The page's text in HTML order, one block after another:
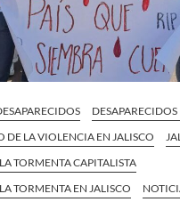
DESAPARECIDOS
DE LA VIOLENCIA EN JALISCO
TORMENTA CAPITALISTA
TORMENTA EN JALISCO